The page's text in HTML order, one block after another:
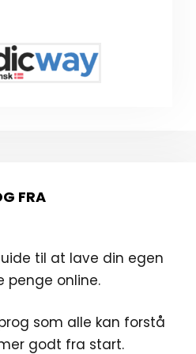
FRA
til at lave din egen
penge online.
som alle kan forstå
godt fra start.